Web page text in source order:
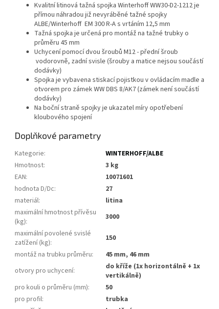
Kvalitní litinová tažná spojka Winterhoff WW30-D2-1212 je
přímou náhradou již nevyráběné tažné spojky
ALBE/Winterhoff EM 300 R-A s vrtáním 12,5 mm
Tažná spojka je určená pro montáž na tažné trubky o
průměru 45 mm
Uchycení pomocí dvou šroubů M12 - přední šroub
vodorovně, zadní svisle (šrouby a matice nejsou součástí
dodávky)
Spojka je vybavena stiskací pojistkou v ovládacím madle a
otvorem pro zámek WW DBS 8/AK7 (zámek není součástí
dodávky)
Na boční straně spojky je ukazatel míry opotřebení
kloubového spojení
Doplňkové parametry
Kategorie:
WINTERHOFF/ALBE
Hmotnost:
3 kg
EAN:
10071601
hodnota D/Dc:
27
materiál:
litina
maximální hmotnost přívěsu
(kg):
3000
maximální povolené svislé
zatížení (kg):
150
montáž na trubku průměru:
45 mm, 46 mm
otvory pro uchycení:
do kříže (1x horizontálně + 1x
vertikálně)
pro kouli o průměru (mm):
50
pro profil:
trubka